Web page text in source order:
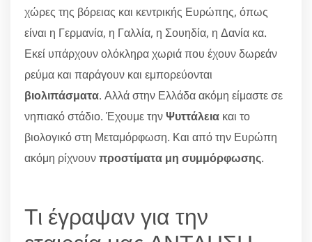
χώρες της βόρειας και κεντρικής Ευρώπης, όπως
είναι η Γερμανία, η Γαλλία, η Σουηδία, η Δανία κα.
Εκεί υπάρχουν ολόκληρα χωριά που έχουν δωρεάν
ρεύμα και παράγουν και εμπορεύονται
βιολιπάσματα. Αλλά στην Ελλάδα ακόμη είμαστε σε
νηπιακό στάδιο. Έχουμε τηνΨυττάλεια και το
βιολογικό στη Μεταμόρφωση. Και από την Ευρώπη
ακόμη ρίχνουνπροστίματα μη συμμόρφωσης.
Τι έγραψαν για την